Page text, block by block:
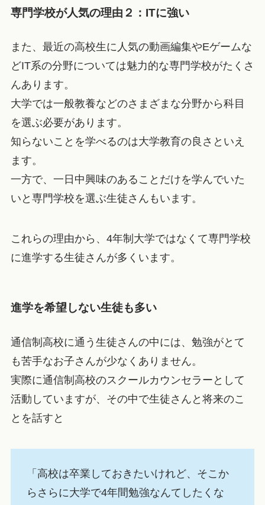
専門学校が人気の理由２：ITに強い
また、最近の高校生に人気の動画編集やEゲームな
どIT系の分野については魅力的な専門学校がたくさ
んあります。
大学では一般教養などのさまざまな分野から科目
を選ぶ必要があります。
知らないことを学べるのは大学教育の良さといえ
ます。
一方で、一日中興味のあることだけを学んでいた
いと専門学校を選ぶ生徒さんもいます。
これらの理由から、4年制大学ではなくて専門学校
に進学する生徒さんが多くいます。
進学を希望しない生徒も多い
通信制高校に通う生徒さんの中には、勉強がとて
も苦手なお子さんが少なくありません。
実際に通信制高校のスクールカウンセラーとして
活動していますが、その中で生徒さんと将来のこ
とを話すと
「高校は卒業しておきたいけれど、そこか
らさらに大学で4年間勉強なんてしたくな